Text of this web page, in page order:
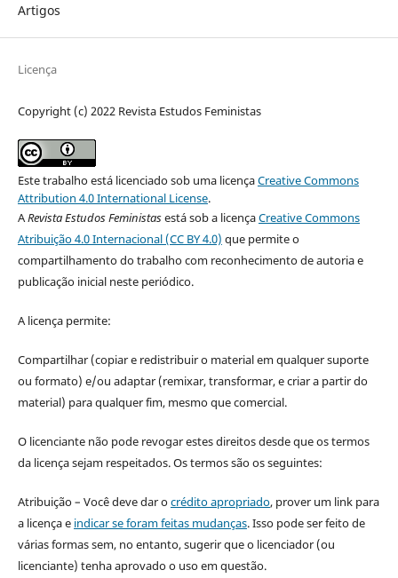
Artigos
Licença
Copyright (c) 2022 Revista Estudos Feministas
Este trabalho está licenciado sob uma licençaCreative Commons
Attribution 4.0 International License.
ARevista Estudos Feministasestá sob a licençaCreative Commons
Atribuição 4.0 Internacional (CC BY 4.0) que permite o
compartilhamento do trabalho com reconhecimento de autoria e
publicação inicial neste periódico.
A licença permite:
Compartilhar (copiar e redistribuir o material em qualquer suporte
ou formato) e/ou adaptar (remixar, transformar, e criar a partir do
material) para qualquer fim, mesmo que comercial.
O licenciante não pode revogar estes direitos desde que os termos
da licença sejam respeitados. Os termos são os seguintes:
Atribuição – Você deve dar ocrédito apropriado, prover um link para
a licença e indicar se foram feitas mudanças. Isso pode ser feito de
várias formas sem, no entanto, sugerir que o licenciador (ou
licenciante) tenha aprovado o uso em questão.